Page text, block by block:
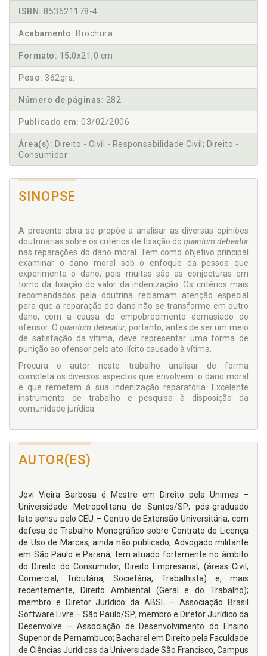
ISBN: 853621178-4
Acabamento: Brochura
Formato: 15,0x21,0 cm
Peso: 362grs.
Número de páginas: 282
Publicado em: 03/02/2006
Área(s): Direito - Civil - Responsabilidade Civil; Direito -
Consumidor
SINOPSE
A presente obra se propõe a analisar as diversas opiniões
doutrinárias sobre os critérios de fixação do quantum debeatur
nas reparações do dano moral. Tem como objetivo principal
examinar o dano moral sob o enfoque da pessoa que
experimenta o dano, pois muitas são as conjecturas em
torno da fixação do valor da indenização. Os critérios mais
recomendados pela doutrina reclamam atenção especial
para que a reparação do dano não se transforme em outro
dano, com a causa do empobrecimento demasiado do
ofensor. Oquantum debeatur, portanto, antes de ser um meio
de satisfação da vítima, deve representar uma forma de
punição ao ofensor pelo ato ilícito causado à vítima.
Procura o autor neste trabalho analisar de forma
completa os diversos aspectos que envolvem o dano moral
e que remetem à sua indenização reparatória. Excelente
instrumento de trabalho e pesquisa à disposição da
comunidade jurídica.
AUTOR(ES)
Jovi Vieira Barbosa é Mestre em Direito pela Unimes –
Universidade Metropolitana de Santos/SP; pós-graduado
lato sensu pelo CEU – Centro de Extensão Universitária, com
defesa de Trabalho Monográfico sobre Contrato de Licença
de Uso de Marcas, ainda não publicado; Advogado militante
em São Paulo e Paraná; tem atuado fortemente no âmbito
do Direito do Consumidor, Direito Empresarial, (áreas Civil,
Comercial, Tributária, Societária, Trabalhista) e, mais
recentemente, Direito Ambiental (Geral e do Trabalho);
membro e Diretor Jurídico da ABSL – Associação Brasil
Software Livre – São Paulo/SP; membro e Diretor Jurídico da
Desenvolve – Associação de Desenvolvimento do Ensino
Superior de Pernambuco; Bacharel em Direito pela Faculdade
de Ciências Jurídicas da Universidade São Francisco, Campus